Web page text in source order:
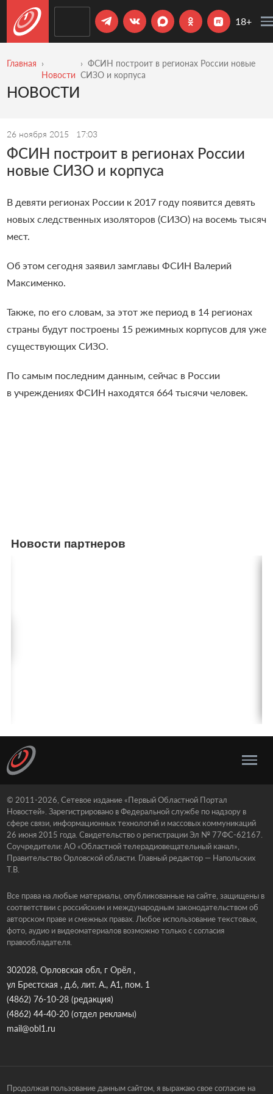
18+
Главная
Новости
ФСИН построит в регионах России новые
СИЗО и корпуса
НОВОСТИ
26 ноября 2015 17:03
ФСИН построит в регионах России
новые СИЗО и корпуса
В девяти регионах России к 2017 году появится девять
новых следственных изоляторов (СИЗО) на восемь тысяч
мест.
Об этом сегодня заявил замглавы ФСИН Валерий
Максименко.
Также, по его словам, за этот же период в 14 регионах
страны будут построены 15 режимных корпусов для уже
существующих СИЗО.
По самым последним данным, сейчас в России
в учреждениях ФСИН находятся 664 тысячи человек.
Новости партнеров
© 2011-2026, Сетевое издание «Первый Областной Портал
Новостей». Зарегистрировано в Федеральной службе по надзору в
сфере связи, информационных технологий и массовых коммуникаций
26 июня 2015 года. Свидетельство о регистрации Эл № 77ФС-62167.
Соучредители: АО «Областной телерадиовещательный канал»,
Правительство Орловской области. Главный редактор — Напольских
Т.В.
Все права на любые материалы, опубликованные на сайте, защищены в
соответствии с российским и международным законодательством об
авторском праве и смежных правах. Любое использование текстовых,
фото, аудио и видеоматериалов возможно только с согласия
правообладателя.
302028, Орловская обл, г Орёл ,
ул Брестская , д.6, лит. А., А1, пом. 1
(4862) 76-10-28(редакция)
(4862) 44-40-20(отдел рекламы)
mail@obl1.ru
Продолжая пользование данным сайтом, я выражаю свое согласие на